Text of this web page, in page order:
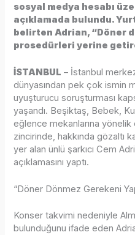
sosyal medya hesabı
açıklamada bulundu.
belirten Adrian, “Döner
prosedürleri yerine
İSTANBUL – İstanbul
dünyasından pek çok ismin
uyuşturucu soruşturması
yaşandı. Beşiktaş, Bebek,
eğlence mekanlarına
zincirinde, hakkında gözaltı
yer alan ünlü şarkıcı Cem
açıklamasını yaptı.
“Döner Dönmez Gerekeni
Konser takvimi nedeniyle
bulunduğunu ifade eden